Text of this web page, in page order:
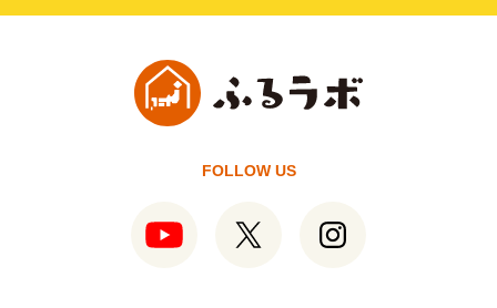
FOLLOW US